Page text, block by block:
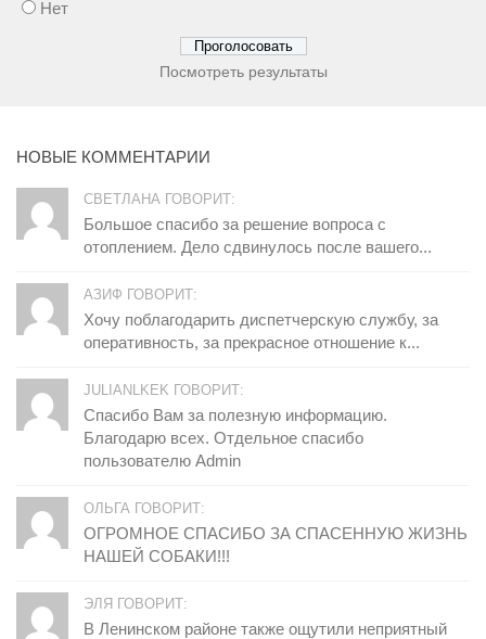
Нет
Посмотреть результаты
НОВЫЕ КОММЕНТАРИИ
СВЕТЛАНА ГОВОРИТ:
Большое спасибо за решение вопроса с
отоплением. Дело сдвинулось после вашего...
АЗИФ ГОВОРИТ:
Хочу поблагодарить диспетчерскую службу, за
оперативность, за прекрасное отношение к...
JULIANLKEK ГОВОРИТ:
Спасибо Вам за полезную информацию.
Благодарю всех. Отдельное спасибо
пользователю Admin
ОЛЬГА ГОВОРИТ:
ОГРОМНОЕ СПАСИБО ЗА СПАСЕННУЮ ЖИЗНЬ
НАШЕЙ СОБАКИ!!!
ЭЛЯ ГОВОРИТ:
В Ленинском районе также ощутили неприятный